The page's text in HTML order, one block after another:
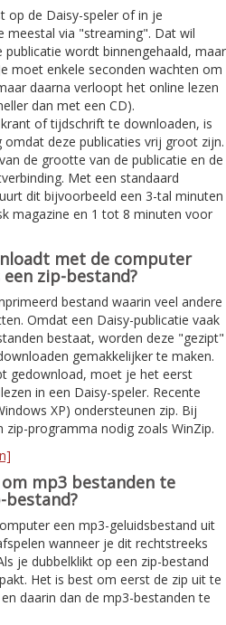
op de Daisy-speler of in je
meestal via "streaming". Dat wil
publicatie wordt binnengehaald, maar
moet enkele seconden wachten om
daarna verloopt het online lezen
dan met een CD).
of tijdschrift te downloaden, is
deze publicaties vrij groot zijn.
de grootte van de publicatie en de
Met een standaard
dit bijvoorbeeld een 3-tal minuten
magazine en 1 tot 8 minuten voor
met de computer
zip-bestand?
bestand waarin veel andere
Omdat een Daisy-publicatie vaak
bestaat, worden deze "gezipt"
gemakkelijker te maken.
gedownload, moet je het eerst
in een Daisy-speler. Recente
XP) ondersteunen zip. Bij
programma nodig zoals WinZip.
mp3 bestanden te
een mp3-geluidsbestand uit
wanneer je dit rechtstreeks
je dubbelklikt op een zip-bestand
Het is best om eerst de zip uit te
daarin dan de mp3-bestanden te